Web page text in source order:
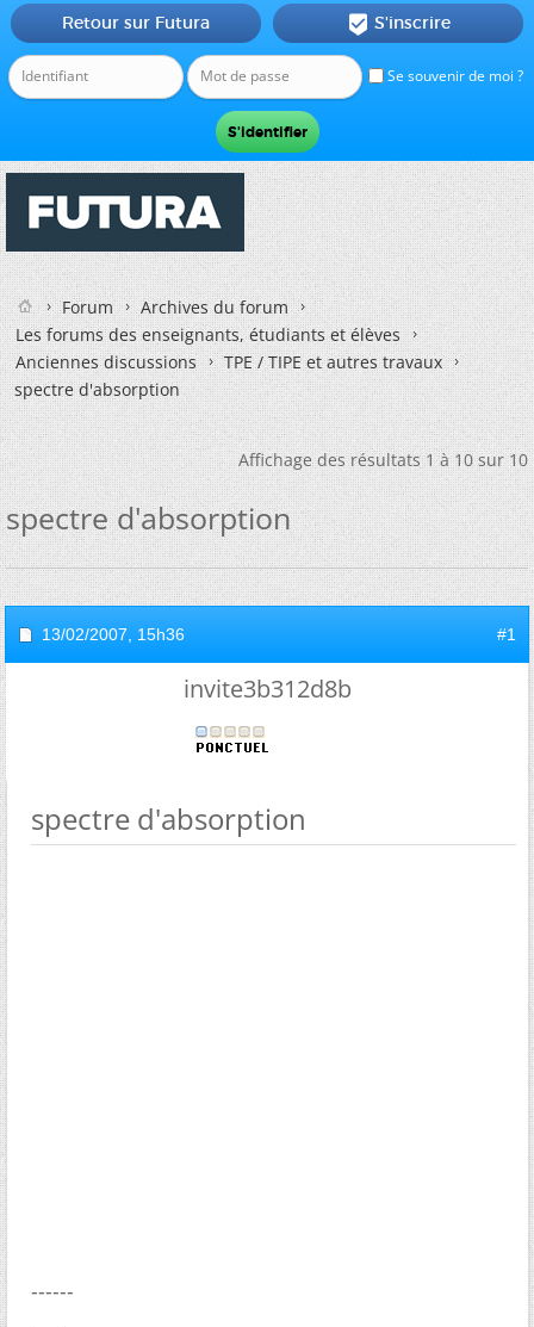
Se souvenir de moi ?
Retour sur Futura  S'inscrire
Forum
Archives du forum
Les forums des enseignants, étudiants et élèves
Anciennes discussions
TPE / TIPE et autres travaux
spectre d'absorption
Affichage des résultats 1 à 10 sur 10
spectre d'absorption
13/02/2007, 15h36 #1
invite3b312d8b
spectre d'absorption
------